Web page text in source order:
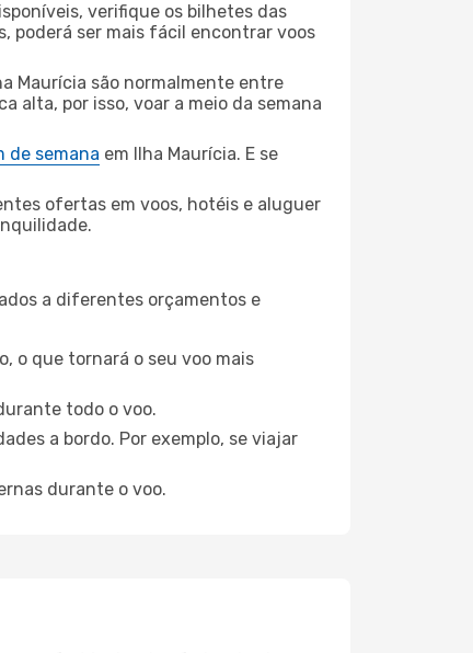
verifique os bilhetes das
poderá ser mais fácil encontrar voos
Maurícia são normalmente entre
alta, por isso, voar a meio da semana
de semana em Ilha Maurícia. E se
ofertas em voos, hotéis e aluguer
a diferentes orçamentos e
o que tornará o seu voo mais
todo o voo.
a bordo. Por exemplo, se viajar
durante o voo.